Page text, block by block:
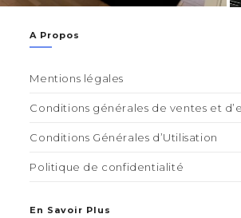
A Propos
Mentions légales
Conditions générales de ventes et
Conditions Générales d’Utilisation
Politique de confidentialité
En Savoir Plus